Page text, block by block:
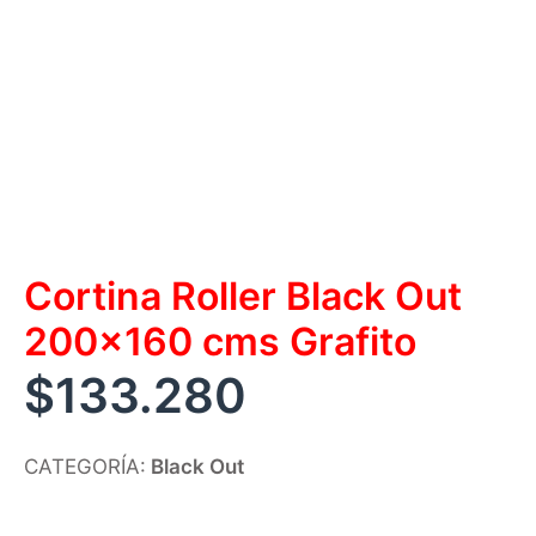
Cortina Roller Black Out
200×160 cms Grafito
$133.280
CATEGORÍA: Black Out